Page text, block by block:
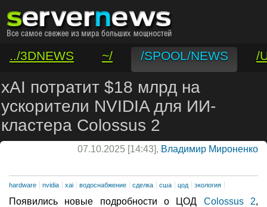
../3DNEWS ~/ /SPOOL/NEWS
/
/VAR/CONTACT
xAI потратит $18 млрд на
ускорители NVIDIA для ИИ-
кластера Colossus 2
07.10.2025 [14:43], Владимир Мироненко
hardware nvidia xai водоснабжение сделка сша цод экология
Появились новые подробности о ЦОД Colossus 2,